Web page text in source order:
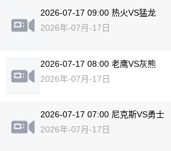
2026-07-17 09:00 热火VS猛龙
2026年-07月-17日
2026-07-17 08:00 老鹰VS灰熊
2026年-07月-17日
2026-07-17 07:00 尼克斯VS勇士
2026年-07月-17日